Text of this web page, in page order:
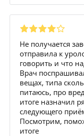
Не получается
отправила к
говорить и что
Врач
вещах, типа
питаюсь, про
итоге назначил
следующего
Посмотрим,
итоге